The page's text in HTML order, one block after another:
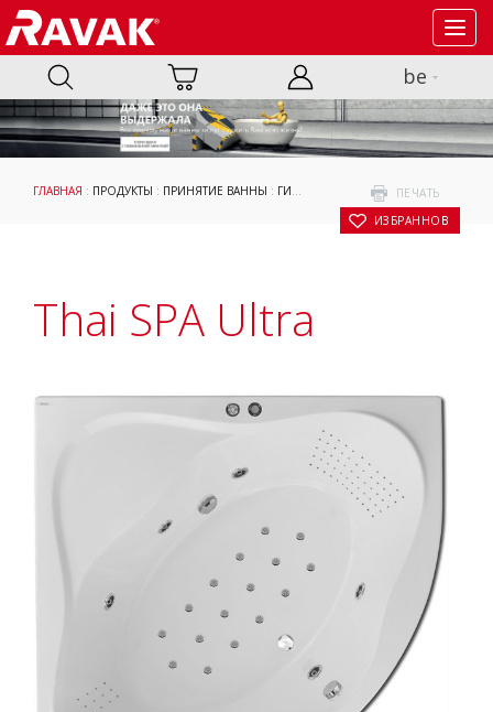
be
ПЕЧАТЬ
В ИЗБРАННОЕ
ГЛАВНАЯ : ПРОДУКТЫ : ПРИНЯТИЕ ВАННЫ : ГИДРОМАССАЖНЫЕ СИСТЕМЫ
Thai SPA Ultra